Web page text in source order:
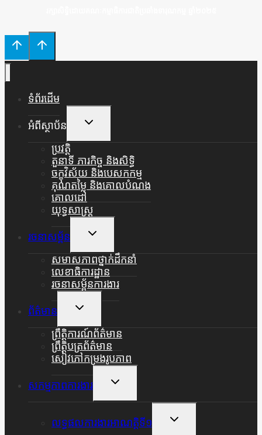
ទំព័រដើម
អំពីស្ថាប័ន
Toggle
Menu
ប្រវត្តិ
តួនាទី ភារកិច្ច និងសិទ្ធិ
ចក្ខុវិស័យ និងបេសកកម្ម
គុណតម្លៃ និងគោលបំណង
គោលដៅ
យុទ្ធសាស្ត្រ
រចនាសម្ព័ន
Toggle
Menu
សមាសភាពថ្នាក់ដឹកនាំ
លេខាធិការដ្ឋាន
រចនាសម្ព័នការងារ
ព័ត៌មាន
Toggle
Menu
ព្រឹត្តិការណ៍ព័ត៌មាន
ព្រឹត្តិបត្រព័ត៌មាន
សៀវភៅកម្រងរូបភាព
សកម្មភាពការងារ
Toggle
Menu
លទ្ធផលការងារអាណត្តិទី១
Toggle